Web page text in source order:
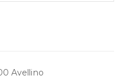
Avellino